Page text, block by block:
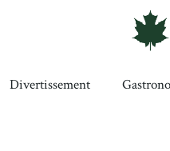
Divertissement